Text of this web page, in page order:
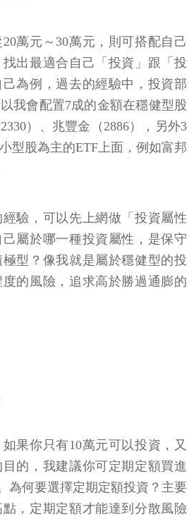
萬元～30萬元，則可搭配自己
出最適合自己「投資」跟「投
為例，過去的經驗中，投資部
我會配置7成的金額在穩健型股
）、兆豐金（2886），另外3
型股為主的ETF上面，例如富邦
驗，可以先上網做「投資屬性
屬於哪一種投資屬性，是保守
型？像我就是屬於穩健型的投
的風險，追求高於勝過通膨的
果你只有10萬元可以投資，又
的，我建議你可定期定額買進
為何要選擇定期定額投資？主要
，定期定額才能達到分散風險